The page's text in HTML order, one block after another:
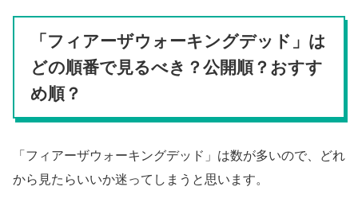
「フィアーザウォーキングデッド」は
どの順番で見るべき？公開順？おすす
め順？
「フィアーザウォーキングデッド」は数が多いので、どれ
から見たらいいか迷ってしまうと思います。